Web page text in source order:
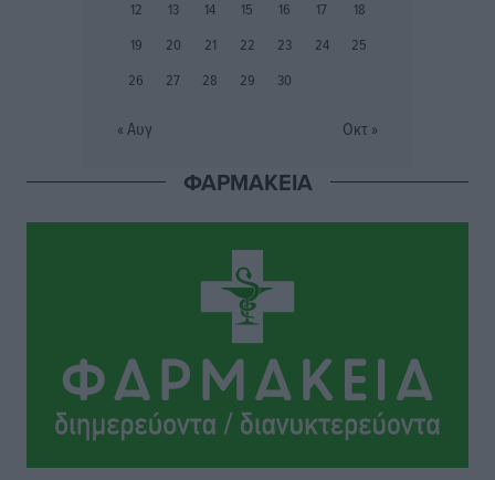
Αρδάνι – Απαγορεύτηκε η κολύμβηση στην περιοχή
12 13 14 15 16 17
18
19
20 21 22 23 24
25
26
27 28 29 30
« Αυγ Οκτ »
ΦΑΡΜΑΚΕΙΑ